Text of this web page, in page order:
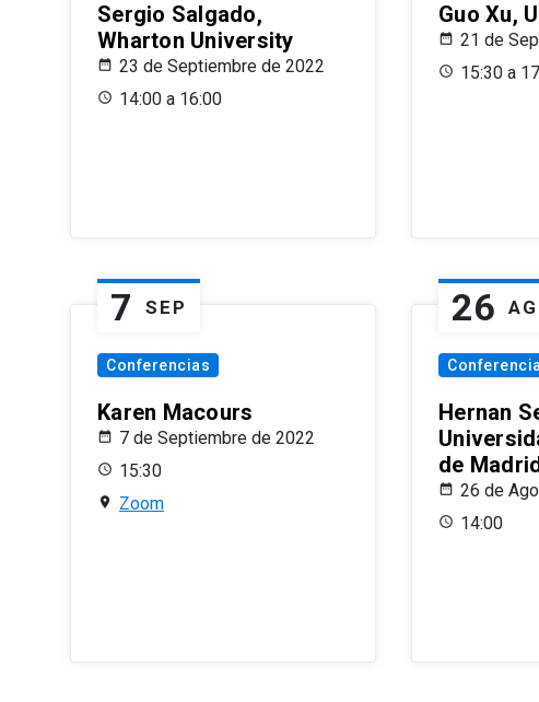
Sergio Salgado,
Wharton University
23 de Septiembre de 2022
14:00 a 16:00
Guo Xu,
21 de
15:30 a
7 SEP
Conferencias
Karen Macours
7 de Septiembre de 2022
15:30
Zoom
26
Hernan
de
26 de
14:00